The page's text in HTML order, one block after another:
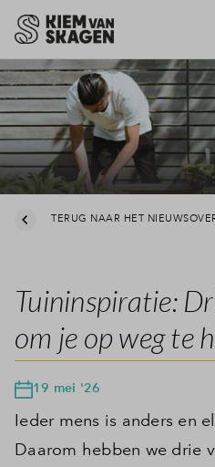
TERUG NAAR HET
Tuininspiratie:
om je op weg te
19 mei '26
Ieder mens is anders en
Daarom hebben we drie